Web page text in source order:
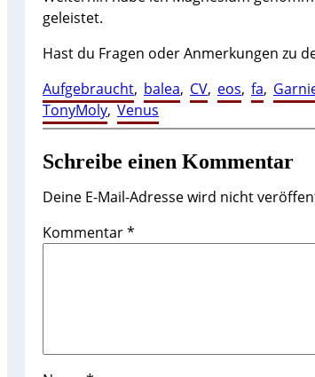
geleistet.
Hast du Fragen oder Anmerkungen zu
Aufgebraucht, balea, CV, eos, fa,
TonyMoly, Venus
Schreibe einen Kommentar
Deine E-Mail-Adresse wird nicht
Kommentar*